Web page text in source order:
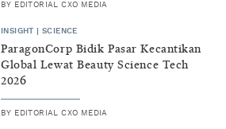
BY EDITORIAL CXO MEDIA
INSIGHT |SCIENCE
ParagonCorp Bidik Pasar Kecantikan
Global Lewat Beauty Science Tech
2026
BY EDITORIAL CXO MEDIA